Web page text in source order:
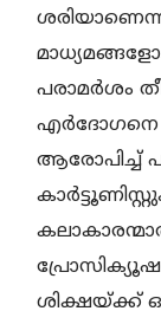
പരാമർശം
എർദോഗനെ
ആരോപിച്ച്‌
ശിക്ഷയ്ക്ക്